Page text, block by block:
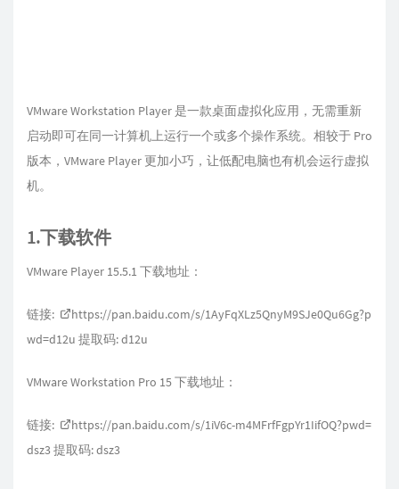
VMware Workstation Player 是一款桌面虚拟化应用，无需重新
启动即可在同一计算机上运行一个或多个操作系统。相较于 Pro
版本，VMware Player 更加小巧，让低配电脑也有机会运行虚拟
机。
1.下载软件
VMware Player 15.5.1 下载地址：
链接:
https://pan.baidu.com/s/1AyFqXLz5QnyM9SJe0Qu6Gg?p
wd=d12u 提取码: d12u
VMware Workstation Pro 15 下载地址：
链接:
https://pan.baidu.com/s/1iV6c-m4MFrfFgpYr1IifOQ?pwd=
dsz3提取码: dsz3